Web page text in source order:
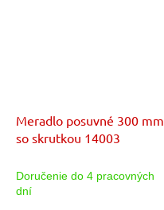
Meradlo posuvné 300 mm
so skrutkou 14003
Doručenie do 4 pracovných
dní